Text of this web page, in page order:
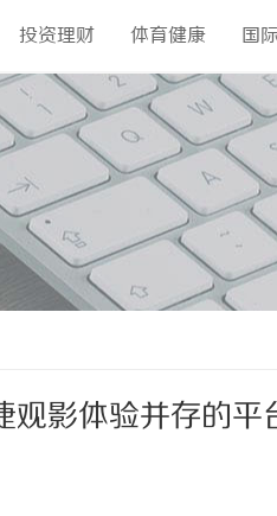
投资理财 体育健康 国
观影体验并存的平